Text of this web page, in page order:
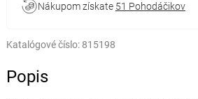
Nákupom získate 51 Pohodáčikov
Katalógové číslo: 815198
Popis